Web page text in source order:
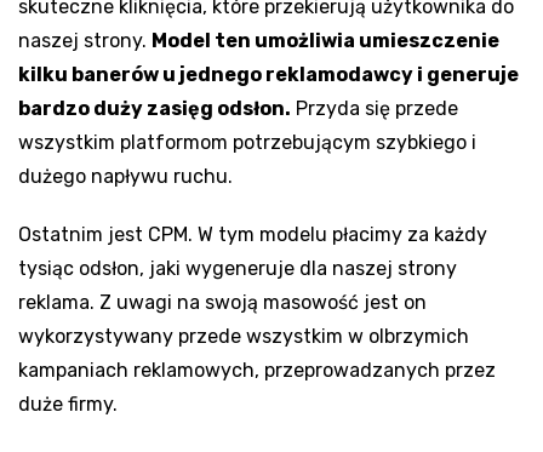
skuteczne kliknięcia, które przekierują użytkownika do
naszej strony. Model ten umożliwia umieszczenie
kilku banerów u jednego reklamodawcy i generuje
bardzo duży zasięg odsłon. Przyda się przede
wszystkim platformom potrzebującym szybkiego i
dużego napływu ruchu.
Ostatnim jest CPM. W tym modelu płacimy za każdy
tysiąc odsłon, jaki wygeneruje dla naszej strony
reklama. Z uwagi na swoją masowość jest on
wykorzystywany przede wszystkim w olbrzymich
kampaniach reklamowych, przeprowadzanych przez
duże firmy.